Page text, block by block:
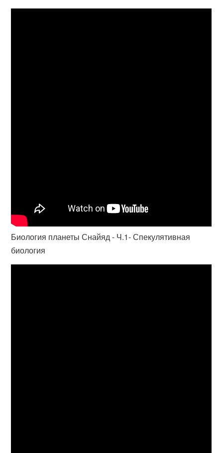
Биология планеты Снайяд - Ч.1- Спекулятивная
биология